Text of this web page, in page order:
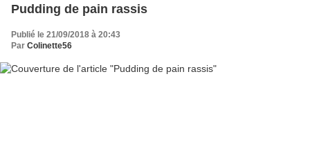
Pudding de pain rassis
Publié le 21/09/2018 à 20:43
Par Colinette56